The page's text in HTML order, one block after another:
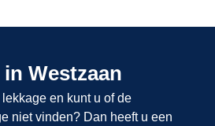
Westzaan
en kunt u of de
niet vinden? Dan heeft u een